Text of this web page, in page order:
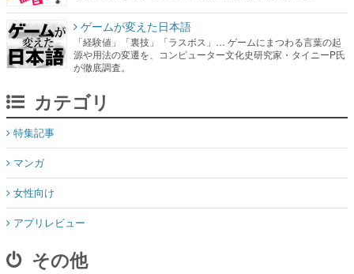
ゲームが変えた日本語
「経験値」「裏技」「ラスボス」… ゲームにまつわる言葉の起
源や用法の変遷を、コンピューター文化史研究家・タイニーP氏
が徹底調査。
カテゴリ
特集記事
マンガ
女性向け
アプリレビュー
その他